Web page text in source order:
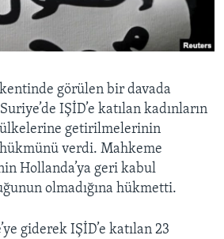
kentinde görülen bir davada
IŞİD’e katılan kadınların
ülkelerine getirilmelerinin
verdi. Mahkeme
Hollanda’ya geri kabul
olmadığına hükmetti.
giderek IŞİD’e katılan 23